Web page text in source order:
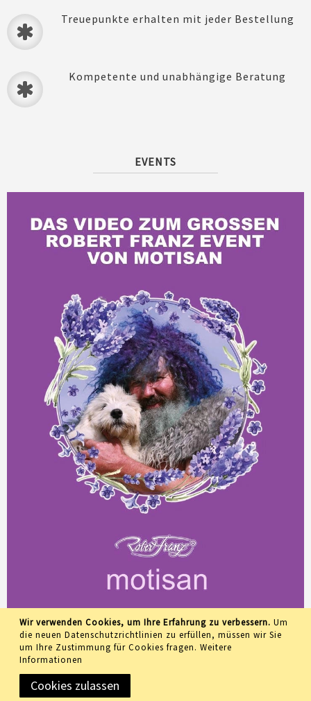
Wir verwenden Cookies, um Ihre Erfahrung zu verbessern. Um
die neuen Datenschutzrichtlinien zu erfüllen, müssen wir Sie
um Ihre Zustimmung für Cookies fragen. Weitere
Informationen
Cookies zulassen
Treuepunkte erhalten mit jeder Bestellung
Kompetente und unabhängige Beratung
EVENTS
Copyright © 2019 Meidemo GmbH • All rights reserved •